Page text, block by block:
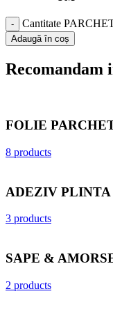
Cantitate
Adaugă în coș
Recomandam
FOLIE
8 products
ADEZIV PLINTA
3 products
SAPE &
2 products